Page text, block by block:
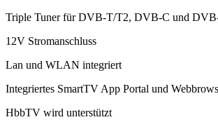
Triple Tuner für DVB-T/T2, DVB-C und
12V Stromanschluss
Lan und WLAN integriert
Integriertes SmartTV App Portal und
HbbTV wird unterstützt